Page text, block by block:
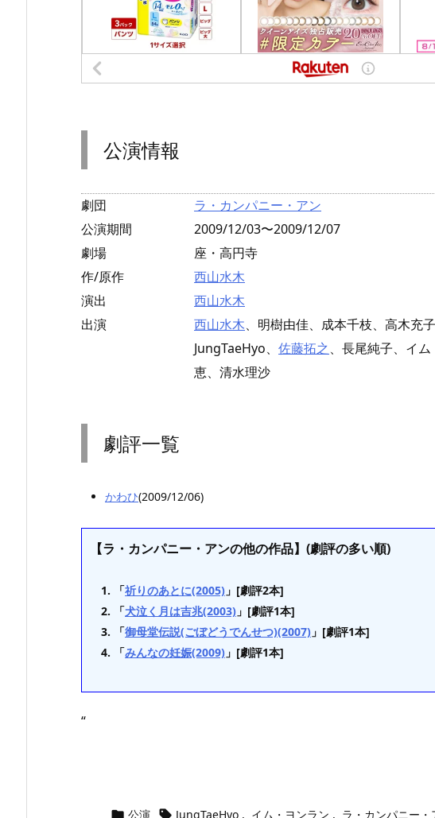
公演情報
劇団
ラ・カンパニー・アン
公演期間
2009/12/03〜2009/12/07
劇場
座・高円寺
作/原作
西山水木
演出
西山水木
出演
西山水木、明樹由佳、成本千枝、高木充
JungTaeHyo、 佐藤拓之、長尾純子、イ
恵、清水理沙
劇評一覧
かわひ(2009/12/06)
【ラ・カンパニー・アンの他の作品】(劇評の多い順)
「祈りのあとに(2005) 」[劇評2本]
「犬泣く月は吉兆(2003) 」[劇評1本]
「御母堂伝説(ごぼどうでんせつ)(2007) 」[劇評1本]
「みんなの妊娠(2009) 」[劇評1本]
“
公演 JungTaeHyo , イム・ヨンラン , ラ・カンパニー・